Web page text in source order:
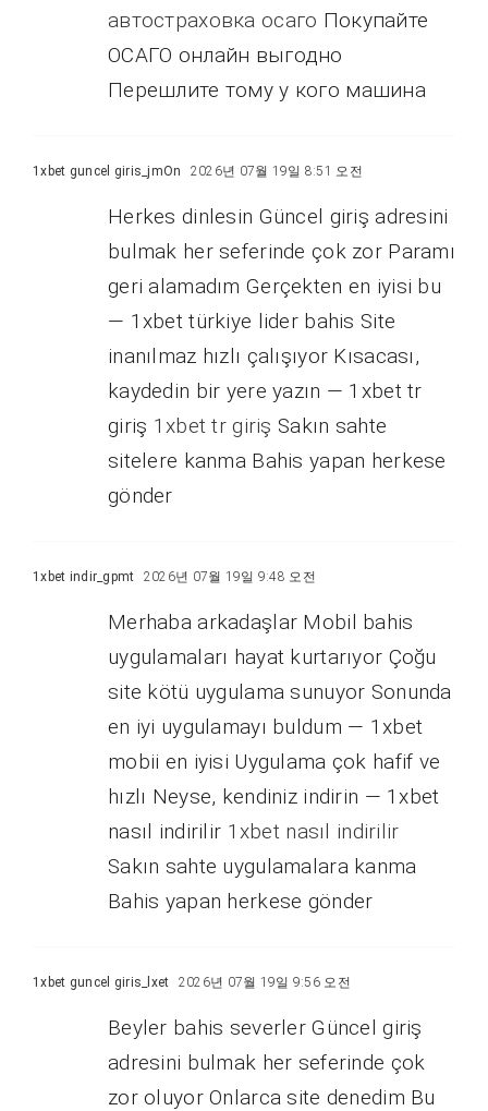
автостраховка осаго Покупайте
ОСАГО онлайн выгодно
Перешлите тому у кого машина
1xbet guncel giris_jmOn 2026년 07월 19일 8:51 오전
Herkes dinlesin Güncel giriş adresini
bulmak her seferinde çok zor Paramı
geri alamadım Gerçekten en iyisi bu
— 1xbet türkiye lider bahis Site
inanılmaz hızlı çalışıyor Kısacası,
kaydedin bir yere yazın — 1xbet tr
giriş 1xbet tr giriş Sakın sahte
sitelere kanma Bahis yapan herkese
gönder
1xbet indir_gpmt 2026년 07월 19일 9:48 오전
Merhaba arkadaşlar Mobil bahis
uygulamaları hayat kurtarıyor Çoğu
site kötü uygulama sunuyor Sonunda
en iyi uygulamayı buldum — 1xbet
mobii en iyisi Uygulama çok hafif ve
hızlı Neyse, kendiniz indirin — 1xbet
nasıl indirilir 1xbet nasıl indirilir
Sakın sahte uygulamalara kanma
Bahis yapan herkese gönder
1xbet guncel giris_lxet 2026년 07월 19일 9:56 오전
Beyler bahis severler Güncel giriş
adresini bulmak her seferinde çok
zor oluyor Onlarca site denedim Bu